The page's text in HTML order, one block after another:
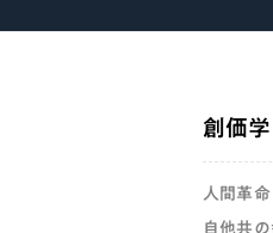
創価
人間革命
自他共